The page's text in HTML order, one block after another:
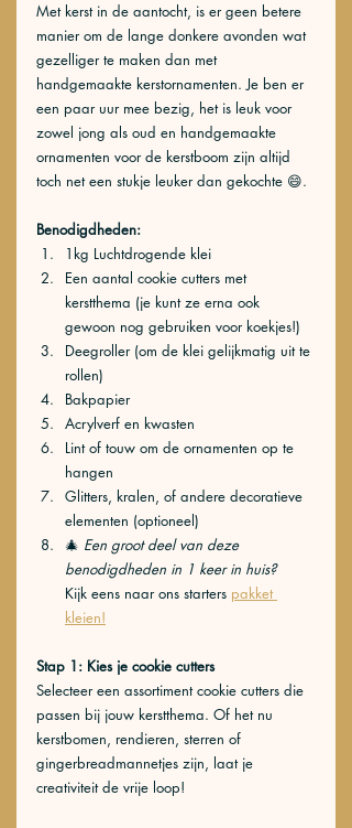
Met kerst in de aantocht, is er geen betere
manier om de lange donkere avonden wat
gezelliger te maken dan met
handgemaakte kerstornamenten. Je ben er
een paar uur mee bezig, het is leuk voor
zowel jong als oud en handgemaakte
ornamenten voor de kerstboom zijn altijd
toch net een stukje leuker dan gekochte 😄.
Benodigdheden:
1kg Luchtdrogende klei
Een aantal cookie cutters met
kerstthema (je kunt ze erna ook
gewoon nog gebruiken voor koekjes!)
Deegroller (om de klei gelijkmatig uit te
rollen)
Bakpapier
Acrylverf en kwasten
Lint of touw om de ornamenten op te
hangen
Glitters, kralen, of andere decoratieve
elementen (optioneel)
🎄 Een groot deel van deze
benodigdheden in 1 keer in huis?
Kijk eens naar ons starters pakket
kleien!
Stap 1: Kies je cookie cutters
Selecteer een assortiment cookie cutters die
passen bij jouw kerstthema. Of het nu
kerstbomen, rendieren, sterren of
gingerbreadmannetjes zijn, laat je
creativiteit de vrije loop!